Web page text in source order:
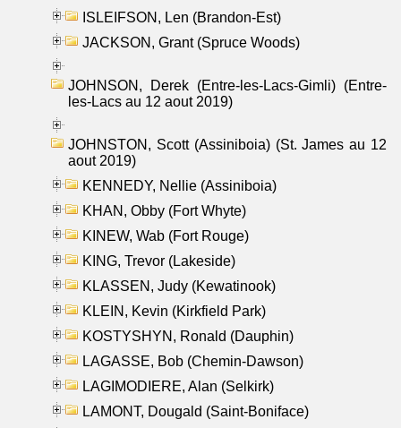
ISLEIFSON, Len (Brandon-Est)
JACKSON, Grant (Spruce Woods)
JOHNSON, Derek (Entre-les-Lacs-Gimli) (Entre-
les-Lacs au 12 aout 2019)
JOHNSTON, Scott (Assiniboia) (St. James au 12
aout 2019)
KENNEDY, Nellie (Assiniboia)
KHAN, Obby (Fort Whyte)
KINEW, Wab (Fort Rouge)
KING, Trevor (Lakeside)
KLASSEN, Judy (Kewatinook)
KLEIN, Kevin (Kirkfield Park)
KOSTYSHYN, Ronald (Dauphin)
LAGASSE, Bob (Chemin-Dawson)
LAGIMODIERE, Alan (Selkirk)
LAMONT, Dougald (Saint-Boniface)